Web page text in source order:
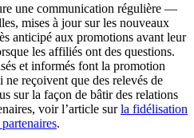
une communication régulière —
mises à jour sur les nouveaux
anticipé aux promotions avant leur
les affiliés ont des questions.
et informés font la promotion
reçoivent que des relevés de
sur la façon de bâtir des relations
voir l’article surla fidélisation
.